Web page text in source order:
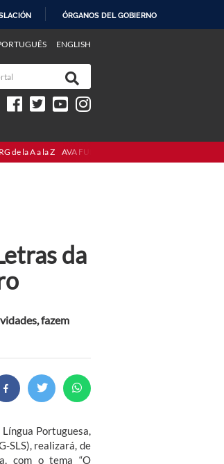
ÓRGANOS DEL GOBIERNO
ENGLISH
de la A a la Z AVA FURG
da
fazem
Portuguesa,
SLS), realizará, de
com o tema “O